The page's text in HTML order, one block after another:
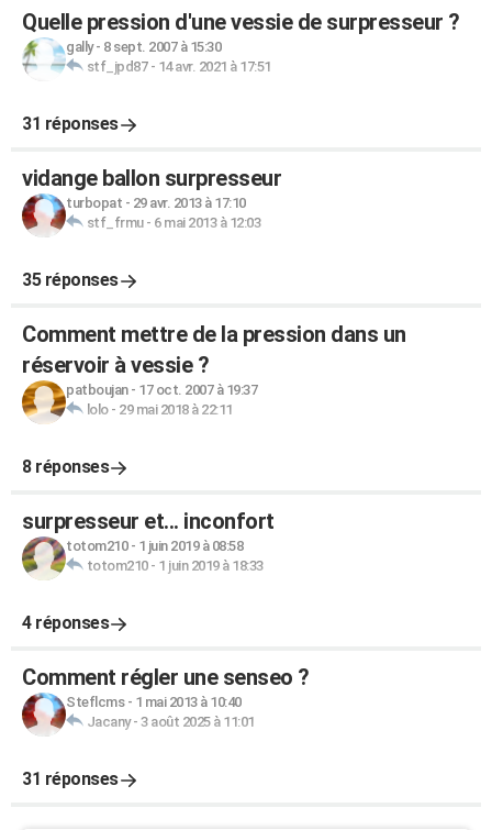
Quelle pression d'une vessie de surpresseur ?
gally- 8 sept. 2007 à 15:30
stf_jpd87- 14 avr. 2021 à 17:51
31 réponses
vidange ballon surpresseur
turbopat - 29 avr. 2013 à 17:10
stf_frmu- 6 mai 2013 à 12:03
35 réponses
Comment mettre de la pression dans un
réservoir à vessie ?
patboujan- 17 oct. 2007 à 19:37
lolo- 29 mai 2018 à 22:11
8 réponses
surpresseur et... inconfort
totom210- 1 juin 2019 à 08:58
totom210- 1 juin 2019 à 18:33
4 réponses
Comment régler une senseo ?
Steflcms- 1 mai 2013 à 10:40
Jacany- 3 août 2025 à 11:01
31 réponses